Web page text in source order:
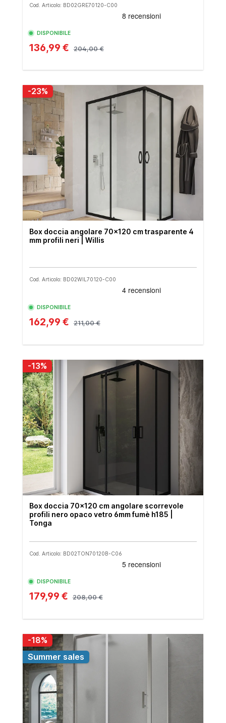
Cod. Articolo: BD02GRE70120-C00
DISPONIBILE
136,99 € 204,00 €
-23%
Box doccia angolare 70x120 cm trasparente 4
mm profili neri | Willis
Cod. Articolo: BD02WIL70120-C00
DISPONIBILE
162,99 € 211,00 €
-13%
Box doccia 70x120 cm angolare scorrevole
profili nero opaco vetro 6mm fumè h185 |
Tonga
Cod. Articolo: BD02TON70120B-C06
DISPONIBILE
179,99 € 208,00 €
-18%
Summer sales